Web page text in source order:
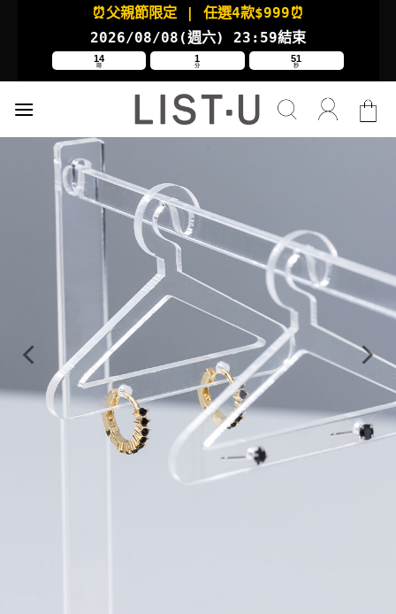
⏰父親節限定 | 任選4款$999⏰
2026/08/08(週六) 23:59結束
14
時
1
分
50
秒